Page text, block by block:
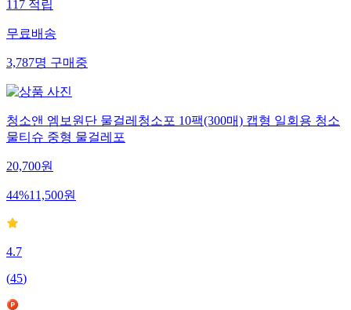
117적립
무료배송
3,787명구매중
청소앤 엠보원단 물걸레청소포 10팩(300매) 캡형 일회용 청소
물티슈 중형 물걸레포
20,700원
44%11,500원
4.7
(45)